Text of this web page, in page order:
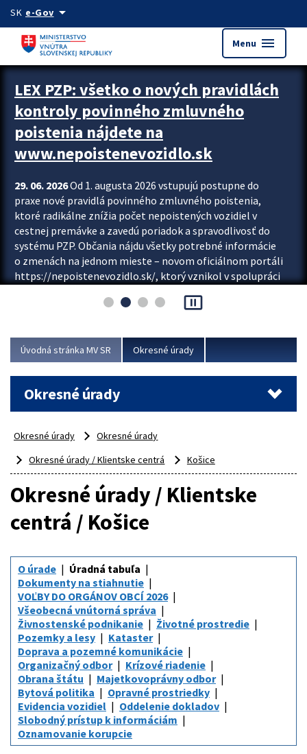
Preskocit na hlavný obsah
SK e-Govarrow_drop_down
Menu menu
Zastavit automatický posun upútavok
LEX PZP: všetko o nových pravidlách
kontroly povinného zmluvného
poistenia nájdete na
www.nepoistenevozidlo.sk
29. 06. 2026Od 1. augusta 2026 vstupujú postupne do
praxe nové pravidlá povinného zmluvného poistenia,
ktoré radikálne znížia počet nepoistených vozidiel v
cestnej premávke a zavedú poriadok a spravodlivosť do
systému PZP. Občania nájdu všetky potrebné informácie
o zmenách na jednom mieste – novom oficiálnom portáli
https://nepoistenevozidlo.sk/, ktorý vznikol v spolupráci
asociácie poisťovní (SLASPO) a Ministerstva vnútra SR.
Viac
pause_presentation
Úvodná stránka MV SR Okresné úrady
Okresné úrady
Okresné úrady
Okresné úrady
Okresné úrady / Klientske centrá
Košice
Okresné úrady / Klientske
centrá / Košice
O úrade
Úradná tabuľa
Dokumenty na stiahnutie
VOĽBY DO ORGÁNOV OBCÍ 2026
Všeobecná vnútorná správa
Živnostenské podnikanie
Životné prostredie
Pozemky a lesy
Kataster
Doprava a pozemné komunikácie
Organizačný odbor
Krízové riadenie
Obrana štátu
Majetkovoprávny odbor
Bytová politika
Opravné prostriedky
Evidencia vozidiel
Oddelenie dokladov
Slobodný prístup k informáciám
Oznamovanie korupcie